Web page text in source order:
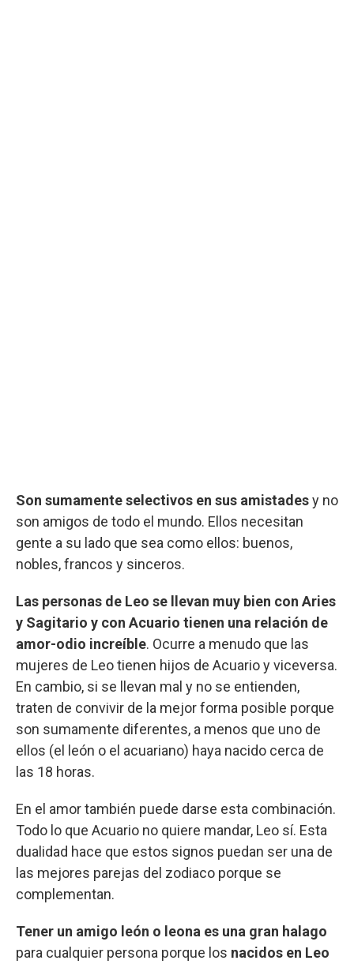
Son sumamente selectivos en sus amistadesy no
son amigos de todo el mundo. Ellos necesitan
gente a su lado que sea como ellos: buenos,
nobles, francos y sinceros.
Las personas de Leo se llevan muy bien con Aries
y Sagitario y con Acuario tienen una relación de
amor-odio increíble. Ocurre a menudo que las
mujeres de Leo tienen hijos de Acuario y viceversa.
En cambio, si se llevan mal y no se entienden,
traten de convivir de la mejor forma posible porque
son sumamente diferentes, a menos que uno de
ellos (el león o el acuariano) haya nacido cerca de
las 18 horas.
En el amor también puede darse esta combinación.
Todo lo que Acuario no quiere mandar, Leo sí. Esta
dualidad hace que estos signos puedan ser una de
las mejores parejas del zodiaco porque se
complementan.
Tener un amigo león o leona es una gran halago
para cualquier persona porque los nacidos en Leo